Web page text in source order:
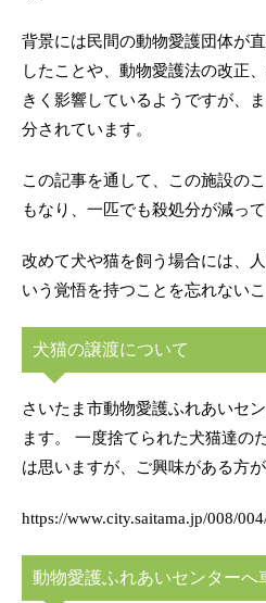
背景には民間の動物愛護団体が
したことや、動物愛護法の改正
きく影響しているようですが、
分されています。
この記事を通して、この施設の
もなり、一匹でも殺処分が減っ
改めて犬や猫を飼う場合には、
いう覚悟を持つことを忘れない
犬猫の譲渡について
さいたま市動物愛護ふれあいセ
ます。 一度捨てられた犬猫達の
は思いますが、ご興味がある方
https://www.city.saitama.jp/008/
動物愛護ふれあいセンターへ